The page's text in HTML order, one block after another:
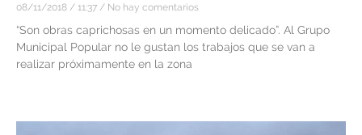
08/11/2018 11:37 No hay comentarios
“Son obras caprichosas en un momento delicado”. Al Grupo
Municipal Popular no le gustan los trabajos que se van a
realizar próximamente en la zona